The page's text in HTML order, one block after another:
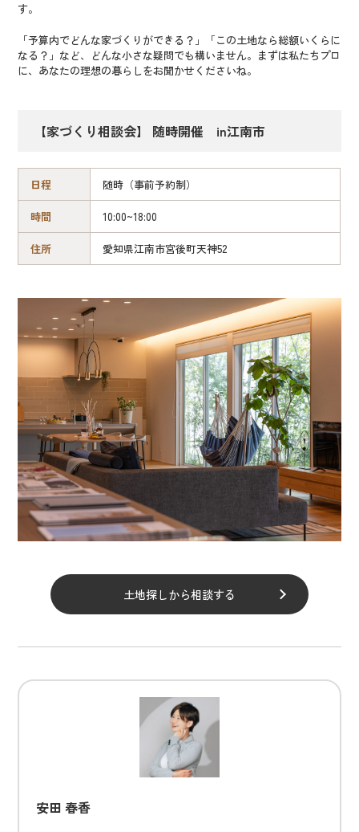
す。
「予算内でどんな家づくりができる？」「この土地なら総額いくらに
なる？」など、どんな小さな疑問でも構いません。まずは私たちプロ
に、あなたの理想の暮らしをお聞かせくださいね。
【家づくり相談会】 随時開催 in江南市
日程 随時（事前予約制）
時間 10:00~18:00
住所 愛知県江南市宮後町天神52
土地探しから相談する
安田 春香